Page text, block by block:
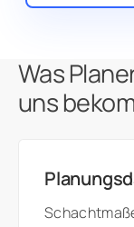
Was
uns